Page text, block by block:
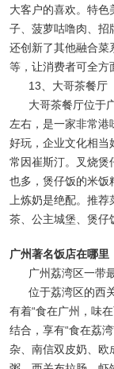
大客户的喜欢。特
子、菠萝咕噜肉、招
还创新了其他融合菜
等，让消费者可全方
13、大哥茶餐厅
大哥茶餐厅位于
左右，是一家非常港
好玩，企业文化相当
常因崔斯汀。叉烧煲
也多，煲仔饭的米饭
上炼奶是绝配。推
茶、公主城堡、煲仔
广州著名饭店在哪里
广州荔湾区一带
位于荔湾区的西
有着“食在广州，味
结合，享有“食在荔
杂、南信双皮奶、欧